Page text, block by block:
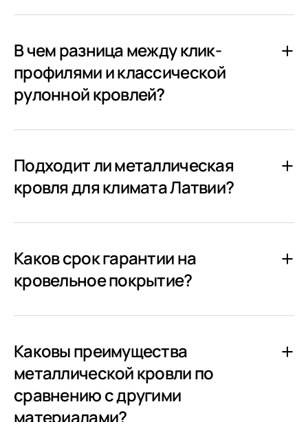
В чем разница между клик-
профилями и классической
рулонной кровлей?
Подходит ли металлическая
кровля для климата Латвии?
Каков срок гарантии на
кровельное покрытие?
Каковы преимущества
металлической кровли по
сравнению с другими
материалами?